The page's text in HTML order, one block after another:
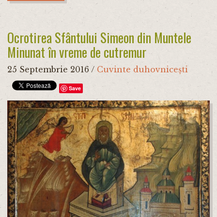
Ocrotirea Sfântului Simeon din Muntele
Minunat în vreme de cutremur
25 Septembrie 2016 / Cuvinte duhovnicești
Save